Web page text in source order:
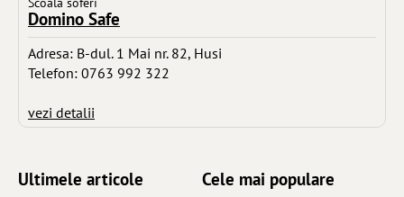
Domino Safe
Adresa: B-dul. 1 Mai nr. 82, Husi
Telefon: 0763 992 322
vezi detalii
Ultimele articole
Cele mai populare